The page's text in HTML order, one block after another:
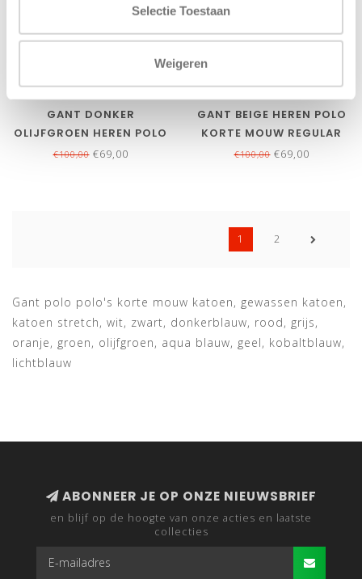
Selectie Toestaan
Weigeren
GANT DONKER
OLIJFGROEN HEREN POLO
KORTE MOUW REGULAR
€100,00€69,00
GANT BEIGE HEREN POLO
KORTE MOUW REGULAR
FIT
€100,00€69,00
1 2
Gant polo polo's korte mouw katoen, gewassen katoen,
katoen stretch, wit, zwart, donkerblauw, rood, grijs,
oranje, groen, olijfgroen, aqua blauw, geel, kobaltblauw,
lichtblauw
ABONNEER JE OP ONZE NIEUWSBRIEF
en blijf op de hoogte van onze acties en laatste
collecties